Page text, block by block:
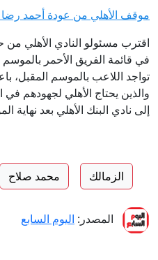
موقف الأهلي من عودة أحمد رضا
اقترب مسئولو النادي الأهلي
في قائمة الفريق الأحمر
تواجد اللاعب بالموسم المقبل،
والذين يحتاج الأهلي لجهودهم في
إلى نادي البنك الأهلي بعد نهاية
الزمالك محمد صلاح
المصدر: اليوم السابع